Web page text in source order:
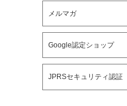
メルマガ
Google認定ショップ
JPRSセキュリティ認証